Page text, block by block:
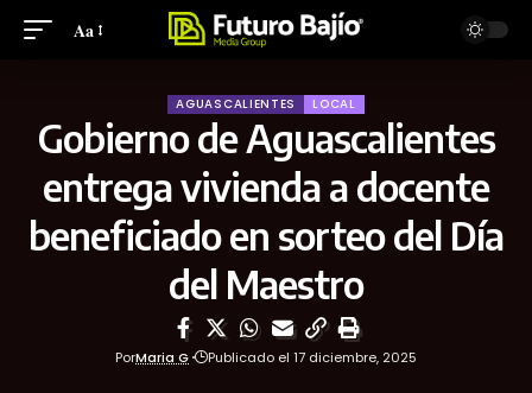
Aa
AGUASCALIENTES LOCAL
Gobierno de Aguascalientes
entrega vivienda a docente
beneficiado en sorteo del Día
del Maestro
PorMaria G Publicado el 17 diciembre, 2025